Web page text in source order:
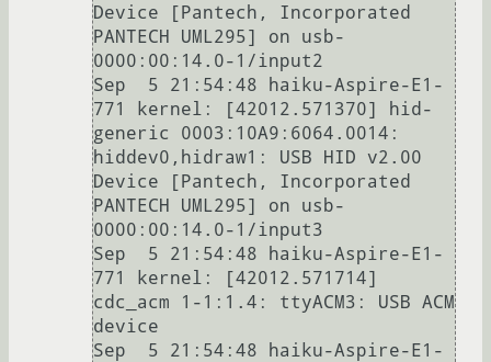
Device [Pantech, Incorporated
PANTECH UML295] on usb-
0000:00:14.0-1/input2
Sep  5 21:54:48 haiku-Aspire-E1-
771 kernel: [42012.571370] hid-
generic 0003:10A9:6064.0014:
hiddev0,hidraw1: USB HID v2.00
Device [Pantech, Incorporated
PANTECH UML295] on usb-
0000:00:14.0-1/input3
Sep  5 21:54:48 haiku-Aspire-E1-
771 kernel: [42012.571714]
cdc_acm 1-1:1.4: ttyACM3: USB ACM
device
Sep  5 21:54:48 haiku-Aspire-E1-